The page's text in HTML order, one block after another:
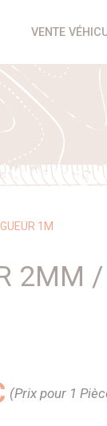
VENTE
1M
2MM /
(Prix pour 1